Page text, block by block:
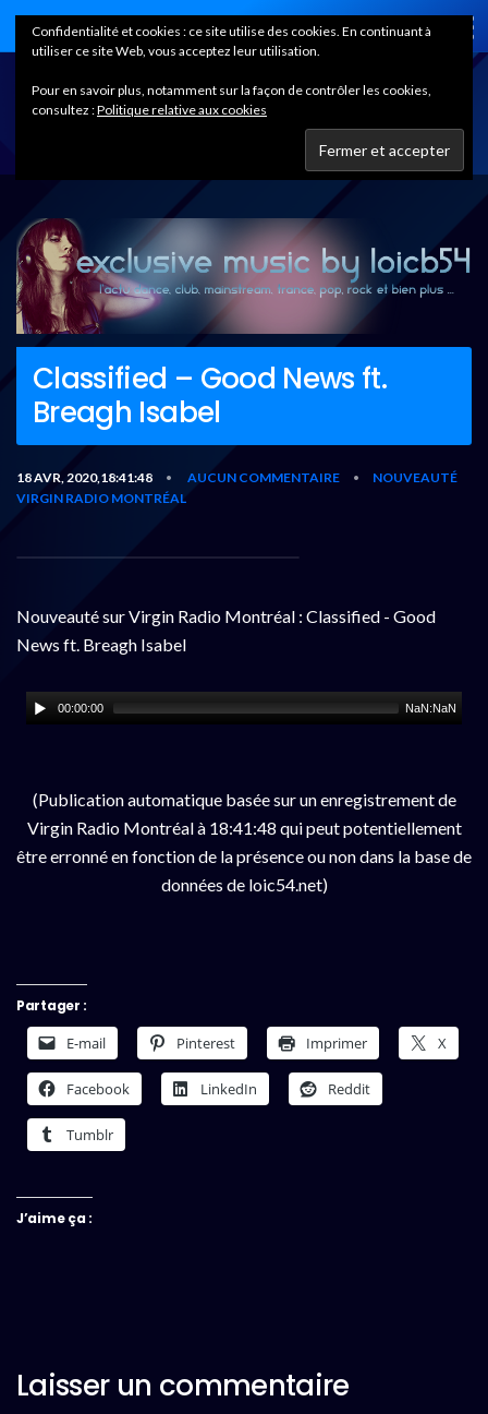
Home
Classified – Good News ft.
Breagh Isabel
18 AVR, 2020,18:41:48 • AUCUN COMMENTAIRE •
NOUVEAUTÉ
VIRGIN RADIO MONTRÉAL
Nouveauté sur Virgin Radio Montréal : Classified - Good
News ft. Breagh Isabel
00:00:00 NaN:NaN
(Publication automatique basée sur un enregistrement de
Virgin Radio Montréal à 18:41:48 qui peut potentiellement
être erronné en fonction de la présence ou non dans la base de
données de loic54.net)
Partager :
E-mail Pinterest Imprimer X
Facebook LinkedIn Reddit
Tumblr
J’aime ça :
Laisser un commentaire
Confidentialité et cookies : ce site utilise des cookies. En continuant à
utiliser ce site Web, vous acceptez leur utilisation.
Pour en savoir plus, notamment sur la façon de contrôler les cookies,
consultez :Politique relative aux cookies